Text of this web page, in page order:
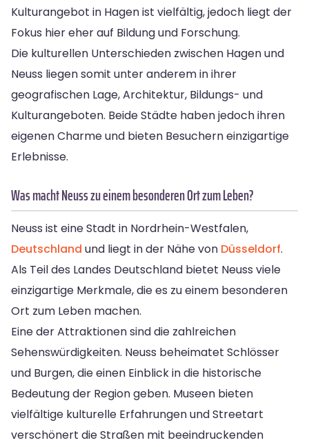
Kulturangebot in Hagen ist vielfältig, jedoch liegt der
Fokus hier eher auf Bildung und Forschung.
Die kulturellen Unterschieden zwischen Hagen und
Neuss liegen somit unter anderem in ihrer
geografischen Lage, Architektur, Bildungs- und
Kulturangeboten. Beide Städte haben jedoch ihren
eigenen Charme und bieten Besuchern einzigartige
Erlebnisse.
Was macht Neuss zu einem besonderen Ort zum Leben?
Neuss ist eine Stadt in Nordrhein-Westfalen,
Deutschland und liegt in der Nähe von Düsseldorf.
Als Teil des Landes Deutschland bietet Neuss viele
einzigartige Merkmale, die es zu einem besonderen
Ort zum Leben machen.
Eine der Attraktionen sind die zahlreichen
Sehenswürdigkeiten. Neuss beheimatet Schlösser
und Burgen, die einen Einblick in die historische
Bedeutung der Region geben. Museen bieten
vielfältige kulturelle Erfahrungen und Streetart
verschönert die Straßen mit beeindruckenden